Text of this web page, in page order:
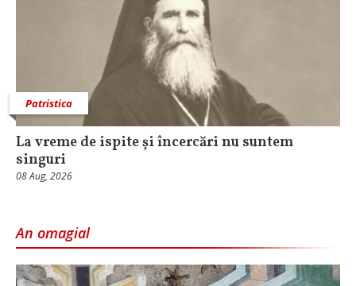
Patristica
La vreme de ispite și încercări nu suntem
singuri
08 Aug, 2026
An omagial